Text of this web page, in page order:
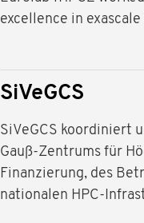
excellence in exascale
SiVeGCS
SiVeGCS koordiniert
Gauß-Zentrums für
Finanzierung, des
nationalen HPC-